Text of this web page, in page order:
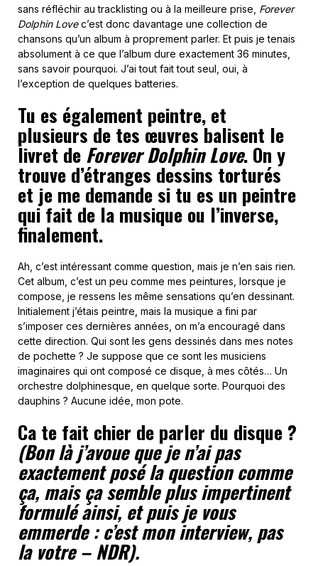
sans réfléchir au tracklisting ou à la meilleure prise, Forever
Dolphin Lovec’est donc davantage une collection de
chansons qu’un album à proprement parler. Et puis je tenais
absolument à ce que l’album dure exactement 36 minutes,
sans savoir pourquoi. J’ai tout fait tout seul, oui, à
l’exception de quelques batteries.
Tu es également peintre, et
plusieurs de tes œuvres balisent le
livret de Forever Dolphin Love. On y
trouve d’étranges dessins torturés
et je me demande si tu es un peintre
qui fait de la musique ou l’inverse,
finalement.
Ah, c’est intéressant comme question, mais je n’en sais rien.
Cet album, c’est un peu comme mes peintures, lorsque je
compose, je ressens les même sensations qu’en dessinant.
Initialement j’étais peintre, mais la musique a fini par
s’imposer ces dernières années, on m’a encouragé dans
cette direction. Qui sont les gens dessinés dans mes notes
de pochette ? Je suppose que ce sont les musiciens
imaginaires qui ont composé ce disque, à mes côtés… Un
orchestre dolphinesque, en quelque sorte. Pourquoi des
dauphins ? Aucune idée, mon pote.
Ca te fait chier de parler du disque ?
(Bon là j’avoue que je n’ai pas
exactement posé la question comme
ça, mais ça semble plus impertinent
formulé ainsi, et puis je vous
emmerde : c’est mon interview, pas
la votre – NDR).